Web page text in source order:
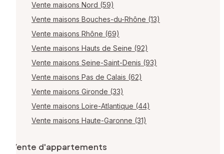
Vente maisons Nord (59)
Vente maisons Bouches-du-Rhône (13)
Vente maisons Rhône (69)
Vente maisons Hauts de Seine (92)
Vente maisons Seine-Saint-Denis (93)
Vente maisons Pas de Calais (62)
Vente maisons Gironde (33)
Vente maisons Loire-Atlantique (44)
Vente maisons Haute-Garonne (31)
Vente d'appartements